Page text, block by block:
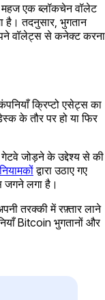
महज एक ब्लॉकचेन वॉलेट
है। तदनुसार, भुगतान
वॉलेट्स से कनेक्ट करना
क्रिप्टो एसेट्स का
के तौर पर हो या फिर
जोड़ने के उद्देश्य से की
द्वारा उठाए गए
जगने लगा है।
तरक्की में रफ़्तार लाने
Bitcoin भुगतानों और